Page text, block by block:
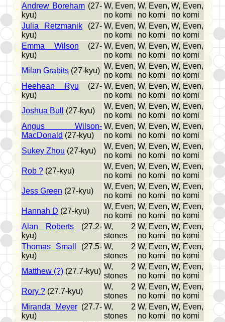
Andrew Boreham (27-
kyu)
W, Even,
no komi
W, Even,
no komi
W, Even,
no komi
Julia Retzmanik (27-
kyu)
W, Even,
no komi
W, Even,
no komi
W, Even,
no komi
Emma Wilson (27-
kyu)
W, Even,
no komi
W, Even,
no komi
W, Even,
no komi
Milan Grabits (27-kyu)
W, Even,
no komi
W, Even,
no komi
W, Even,
no komi
Heehean Ryu (27-
kyu)
W, Even,
no komi
W, Even,
no komi
W, Even,
no komi
Joshua Bull
(27-kyu)
W, Even,
no komi
W, Even,
no komi
W, Even,
no komi
Angus Wilson-
MacDonald (27-kyu)
W, Even,
no komi
W, Even,
no komi
W, Even,
no komi
Sukey Zhou (27-kyu)
W, Even,
no komi
W, Even,
no komi
W, Even,
no komi
Rob ? (27-kyu)
W, Even,
no komi
W, Even,
no komi
W, Even,
no komi
Jess Green (27-kyu)
W, Even,
no komi
W, Even,
no komi
W, Even,
no komi
Hannah D (27-kyu)
W, Even,
no komi
W, Even,
no komi
W, Even,
no komi
Alan Roberts (27.2-
kyu)
W, 2
stones
W, Even,
no komi
W, Even,
no komi
Thomas Small
(27.5-
kyu)
W, 2
stones
W, Even,
no komi
W, Even,
no komi
Matthew (?) (27.7-kyu)
W, 2
stones
W, Even,
no komi
W, Even,
no komi
Rory ? (27.7-kyu)
W, 2
stones
W, Even,
no komi
W, Even,
no komi
Miranda Meyer(27.7-
kyu)
W, 2
stones
W, Even,
no komi
W, Even,
no komi